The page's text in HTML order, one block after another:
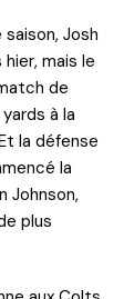
Josh
mais le
de
à la
la défense
la
Johnson,
plus